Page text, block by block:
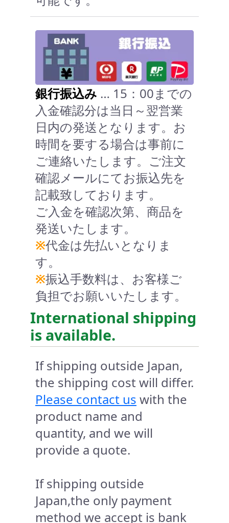
銀行振込み … 15：00までの
入金確認分は当日～翌営業
日内の発送となります。お
時間を要する場合は事前に
ご連絡いたします。ご注文
確認メールにてお振込先を
記載致しております。
ご入金を確認次第、商品を
発送いたします。
※代金は先払いとなりま
す。
※振込手数料は、お客様ご
負担でお願いいたします。
International shipping
is available.
If shipping outside Japan,
the shipping cost will differ.
Please contact us with the
product name and
quantity, and we will
provide a quote.
If shipping outside
Japan,the only payment
method we accept is bank